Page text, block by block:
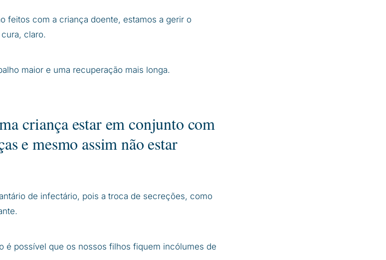
feitos com a criança doente, estamos a gerir o
claro.
maior e uma recuperação mais longa.
criança estar em conjunto com
e mesmo assim não estar
de infectário, pois a troca de secreções, como
é possível que os nossos filhos fiquem incólumes de